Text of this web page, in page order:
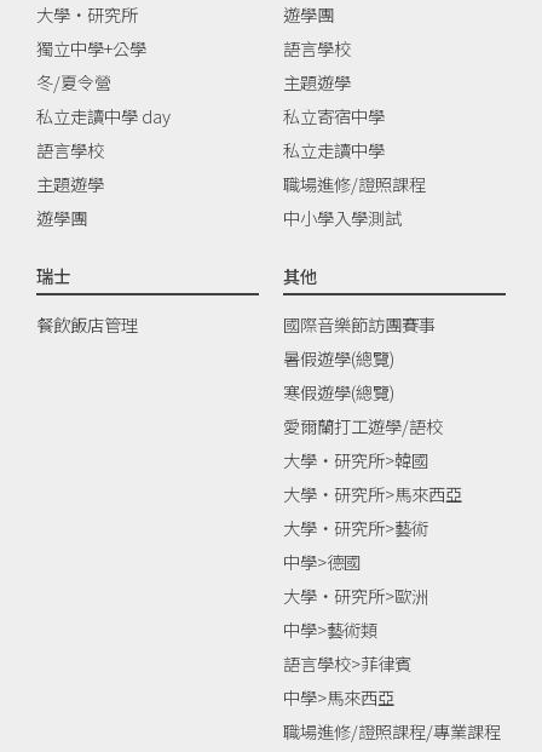
大學‧研究所
獨立中學+公學
冬/夏令營
私立走讀中學 day
語言學校
主題遊學
遊學團
遊學團
語言學校
主題遊學
私立寄宿中學
私立走讀中學
職場進修/證照課程
中小學入學測試
瑞士
餐飲飯店管理
其他
國際音樂節訪團賽事
暑假遊學(總覽)
寒假遊學(總覽)
愛爾蘭打工遊學/語校
大學‧研究所>韓國
大學‧研究所>馬來西亞
大學‧研究所>藝術
中學>德國
大學‧研究所>歐洲
中學>藝術類
語言學校>菲律賓
中學>馬來西亞
職場進修/證照課程/專業課程